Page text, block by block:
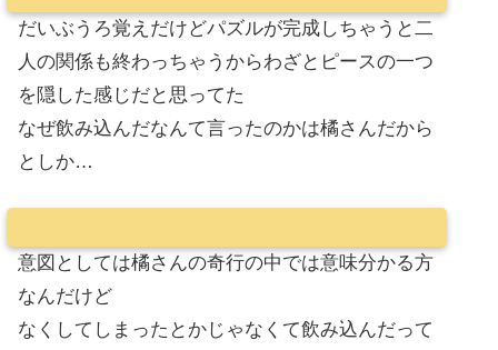
だいぶうろ覚えだけどパズルが完成しちゃうと二
人の関係も終わっちゃうからわざとピースの一つ
を隠した感じだと思ってた
なぜ飲み込んだなんて言ったのかは橘さんだから
としか…
意図としては橘さんの奇行の中では意味分かる方
なんだけど
なくしてしまったとかじゃなくて飲み込んだって